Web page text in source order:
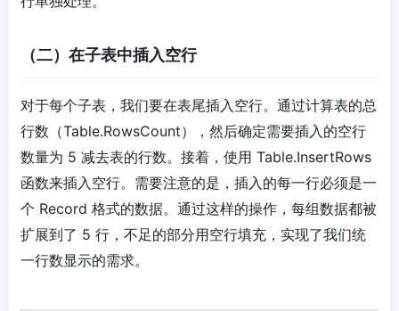
（二）在子表中插入空行
对于每个子表，我们要在表尾插入空行。通过计算表的总
行数（Table.RowsCount），然后确定需要插入的空行
数量为 5 减去表的行数。接着，使用 Table.InsertRows
函数来插入空行。需要注意的是，插入的每一行必须是一
个 Record 格式的数据。通过这样的操作，每组数据都被
扩展到了 5 行，不足的部分用空行填充，实现了我们统
一行数显示的需求。